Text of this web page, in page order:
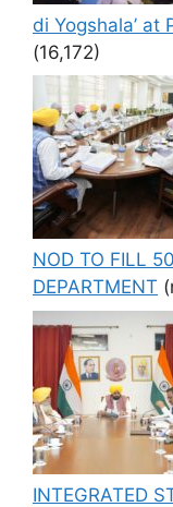
di Yogshala’ at
(16,172)
NOD TO FILL
DEPARTMENT
INTEGRATED